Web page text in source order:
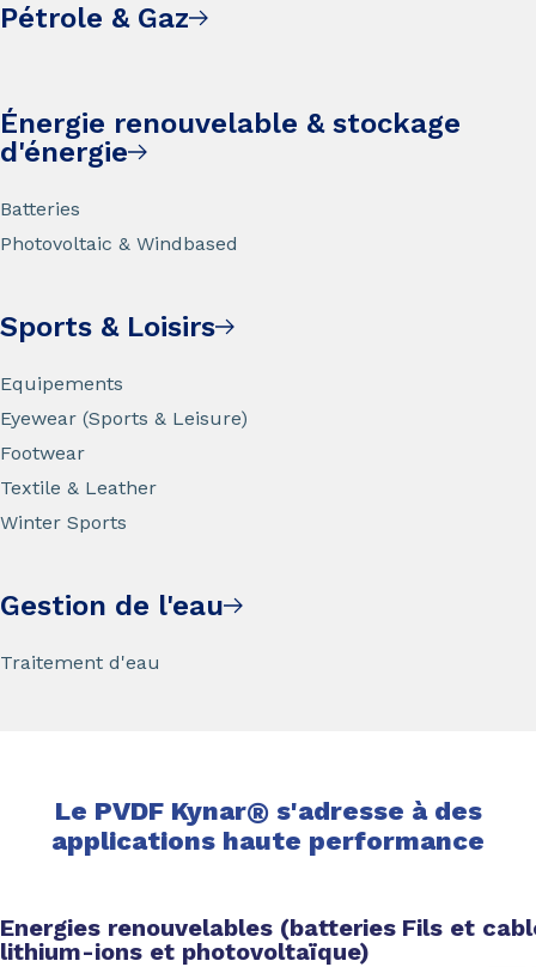
Pétrole & Gaz
Énergie renouvelable & stockage
d'énergie
Batteries
Photovoltaic & Windbased
Sports & Loisirs
Equipements
Eyewear (Sports & Leisure)
Footwear
Textile & Leather
Winter Sports
Gestion de l'eau
Traitement d'eau
Le PVDF Kynar®s'adresse à des
applications haute performance
Energies renouvelables (batteries
lithium-ions et photovoltaïque)
Fils et